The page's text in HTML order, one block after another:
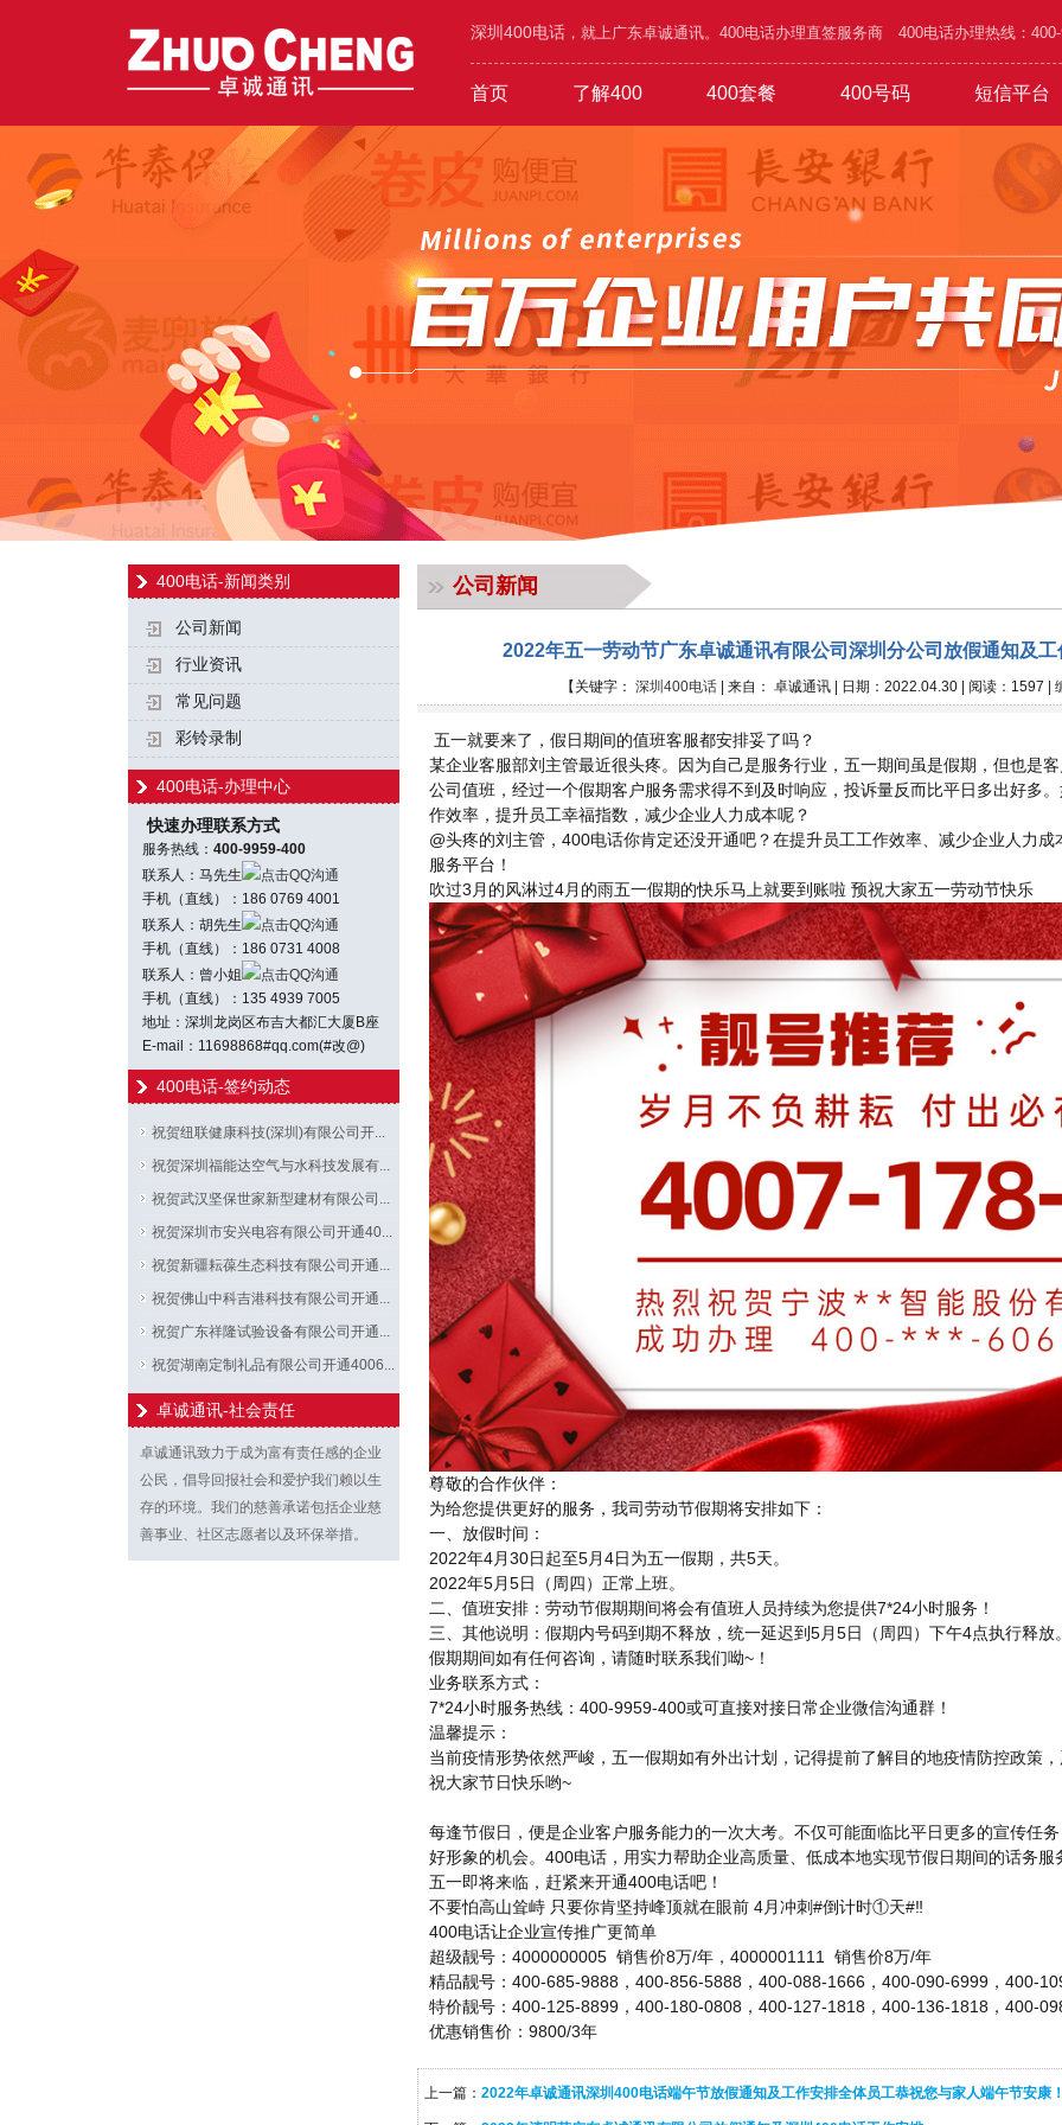
深圳400电话 ，就上广东卓诚通讯。400电话办理直签服务商 400电话办理热线：
首页 了解400
400价值 400功能 办理攻略 1010号码
400套餐
600元年套餐 1800元年套餐 4500元年套餐 6.8万元年
400号码
吉祥靓号 城市区号 行业谐音 普通易记
短信平台
验证短信 通知短信
工业/环保/能源 机械/设备/五金 广告/设计/装饰 网络/通讯/科技 家具/家私/家电公司简介
400电话-新闻类别
公司新闻
行业资讯
常见问题
彩铃录制
400电话-办理中心
快速办理联系方式
服务热线： 400-9959-400
联系人：马先生
点击QQ沟通
手机（直线）：186 0769 4001
联系人：胡先生
点击QQ沟通
手机（直线）：186 0731 4008
联系人：曾小姐
点击QQ沟通
手机（直线）：135 4939 7005
地址：深圳龙岗区布吉大都汇大厦B座
E-mail：11698868#qq.com(#改@)
400电话-签约动态
祝贺纽联健康科技(深圳)有限公司开...
祝贺深圳福能达空气与水科技发展有...
祝贺武汉坚保世家新型建材有限公司...
祝贺深圳市安兴电容有限公司开通40...
祝贺新疆耘葆生态科技有限公司开通...
祝贺佛山中科吉港科技有限公司开通...
祝贺广东祥隆试验设备有限公司开通...
祝贺湖南定制礼品有限公司开通4006...
卓诚通讯-社会责任
卓诚通讯致力于成为富有责任感的企业
公民，倡导回报社会和爱护我们赖以生
存的环境。我们的慈善承诺包括企业慈
善事业、社区志愿者以及环保举措。
公司新闻
2022年五一劳动节广东卓诚通讯有限公司深圳分公司放假通知及
【关键字： 深圳400电话 | 来自： 卓诚通讯 | 日期：2022.04.30 | 阅读：1597 |
五一就要来了，假日期间的值班客服都安排妥了吗？
某企业客服部刘主管最近很头疼。因为自己是服务行业，五一期间虽是假期，但也是
公司值班，经过一个假期客户服务需求得不到及时响应，投诉量反而比平日多出好多
作效率，提升员工幸福指数，减少企业人力成本呢？
@头疼的刘主管，400电话你肯定还没开通吧？在提升员工工作效率、减少企业人力
服务平台！
吹过3月的风淋过4月的雨五一假期的快乐马上就要到账啦 预祝大家五一劳动节快乐
尊敬的合作伙伴：
为给您提供更好的服务，我司劳动节假期将安排如下：
一、放假时间：
2022年4月30日起至5月4日为五一假期，共5天。
2022年5月5日（周四）正常上班。
二、值班安排：劳动节假期期间将会有值班人员持续为您提供7*24小时服务！
三、其他说明：假期内号码到期不释放，统一延迟到5月5日（周四）下午4点执行释放
假期期间如有任何咨询，请随时联系我们呦~！
业务联系方式：
7*24小时服务热线：400-9959-400或可直接对接日常企业微信沟通群！
温馨提示：
当前疫情形势依然严峻，五一假期如有外出计划，记得提前了解目的地疫情防控政策
祝大家节日快乐哟~
每逢节假日，便是企业客户服务能力的一次大考。不仅可能面临比平日更多的宣传任
好形象的机会。400电话，用实力帮助企业高质量、低成本地实现节假日期间的话务服
五一即将来临，赶紧来开通400电话吧！
不要怕高山耸峙 只要你肯坚持峰顶就在眼前 4月冲刺#倒计时①天#‼
400电话让企业宣传推广更简单
超级靓号：4000000005 销售价8万/年，4000001111 销售价8万/年
精品靓号：400-685-9888，400-856-5888，400-088-1666，400-090-6999，400-
特价靓号：400-125-8899，400-180-0808，400-127-1818，400-136-1818，400-
优惠销售价：9800/3年
上一篇： 2022年卓诚通讯深圳400电话端午节放假通知及工作安排全体员工恭祝您与家人端午节安康